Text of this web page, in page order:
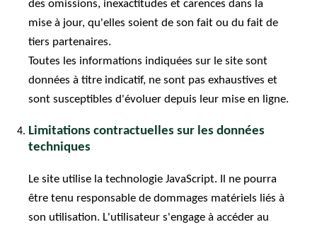
des omissions, inexactitudes et carences dans la
mise à jour, qu'elles soient de son fait ou du fait de
tiers partenaires.
Toutes les informations indiquées sur le site sont
données à titre indicatif, ne sont pas exhaustives et
sont susceptibles d'évoluer depuis leur mise en ligne.
Limitations contractuelles sur les données
techniques
Le site utilise la technologie JavaScript. Il ne pourra
être tenu responsable de dommages matériels liés à
son utilisation. L'utilisateur s'engage à accéder au